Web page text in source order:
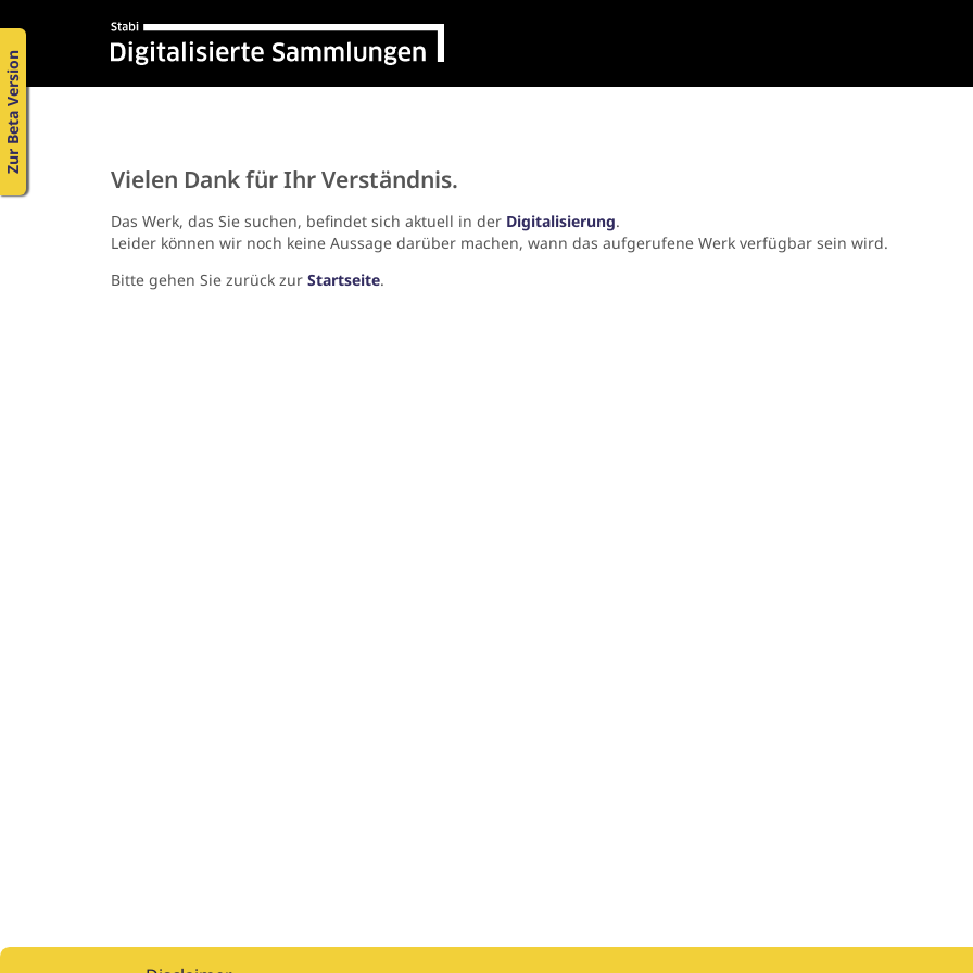
Zur Beta Version
Vielen Dank für Ihr Verständnis.
Das Werk, das Sie suchen, befindet sich aktuell in der Digitalisierung.
Leider können wir noch keine Aussage darüber machen, wann das aufgerufene Werk verfügbar sein wird.
Bitte gehen Sie zurück zur Startseite.